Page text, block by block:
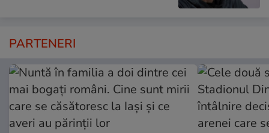
PARTENERI